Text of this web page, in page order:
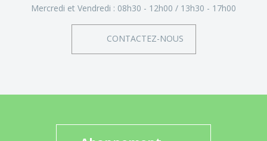
Mercredi et Vendredi : 08h30 - 12h00 13h30 - 17h00
CONTACTEZ-NOUS